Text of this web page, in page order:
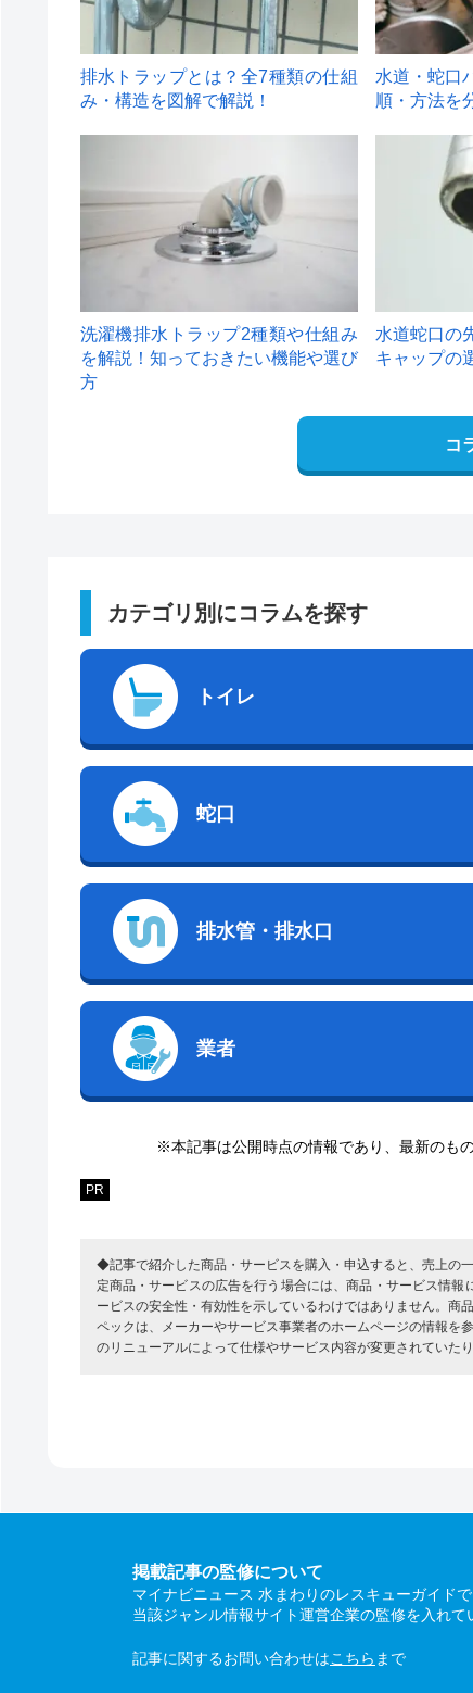
排水トラップとは？全7種類の仕組
み・構造を図解で解説！
水道・蛇口
順・方法を
洗濯機排水トラップ2種類や仕組み
を解説！知っておきたい機能や選び
方
水道蛇口の
キャップの
コ
カテゴリ別にコラムを探す
トイレ
蛇口
排水管・排水口
業者
※本記事は公開時点の情報であり、最新のも
PR
◆記事で紹介した商品・サービスを購入・申込すると、売上の
定商品・サービスの広告を行う場合には、商品・サービス情
ービスの安全性・有効性を示しているわけではありません。
ペックは、メーカーやサービス事業者のホームページの情報
のリニューアルによって仕様やサービス内容が変更されていた
掲載記事の監修について
マイナビニュース 水まわりのレスキューガイド
当該ジャンル情報サイト運営企業の監修を入れて
記事に関するお問い合わせはこちら まで